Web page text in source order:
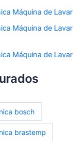
Máquina de
Máquina de
Máquina de
bosch
brastemp